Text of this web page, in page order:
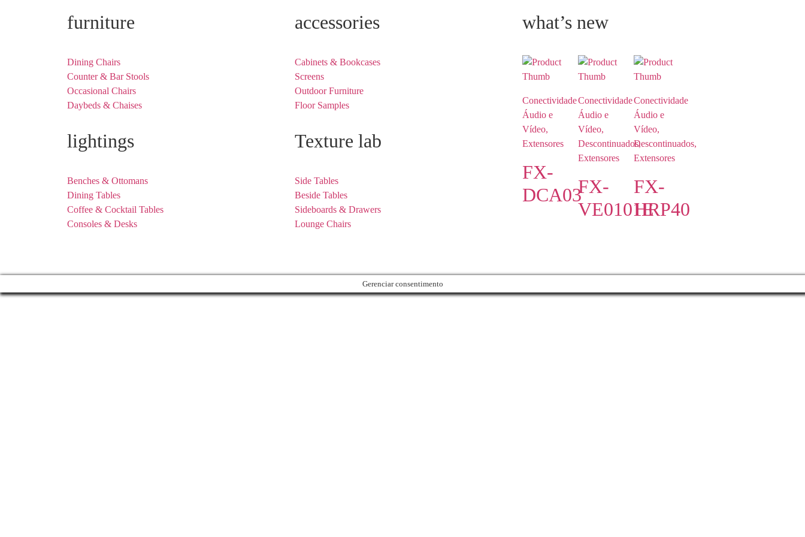
furniture
Dining Chairs
Counter & Bar Stools
Occasional Chairs
Daybeds & Chaises
lightings
Benches & Ottomans
Dining Tables
Coffee & Cocktail Tables
Consoles & Desks
accessories
Cabinets & Bookcases
Screens
Outdoor Furniture
Floor Samples
Texture lab
Side Tables
Beside Tables
Sideboards & Drawers
Lounge Chairs
what’s new
Conectividade
Áudio e
Vídeo,
Extensores
FX-
DCA03
Conectividade
Áudio e
Vídeo,
Descontinuados,
Extensores
FX-
VE0101E
Conectividade
Áudio e
Vídeo,
Descontinuados,
Extensores
FX-
HRP40
Gerenciar consentimento